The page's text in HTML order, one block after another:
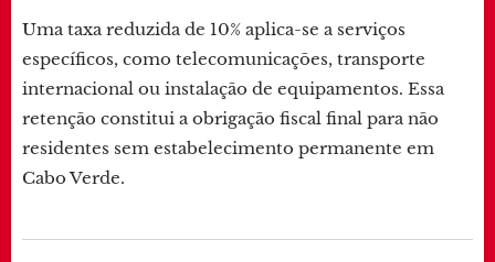
Uma taxa reduzida de 10% aplica-se a serviços
específicos, como telecomunicações, transporte
internacional ou instalação de equipamentos. Essa
retenção constitui a obrigação fiscal final para não
residentes sem estabelecimento permanente em
Cabo Verde.